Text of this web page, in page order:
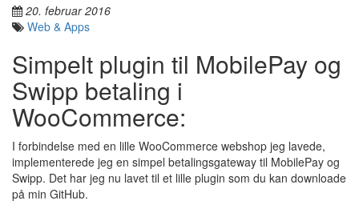
20. februar 2016
Web & Apps
Simpelt plugin til MobilePay og
Swipp betaling i
WooCommerce:
I forbindelse med en lille WooCommerce webshop jeg lavede,
implementerede jeg en simpel betalingsgateway til MobilePay og
Swipp. Det har jeg nu lavet til et lille plugin som du kan downloade
på min GitHub.